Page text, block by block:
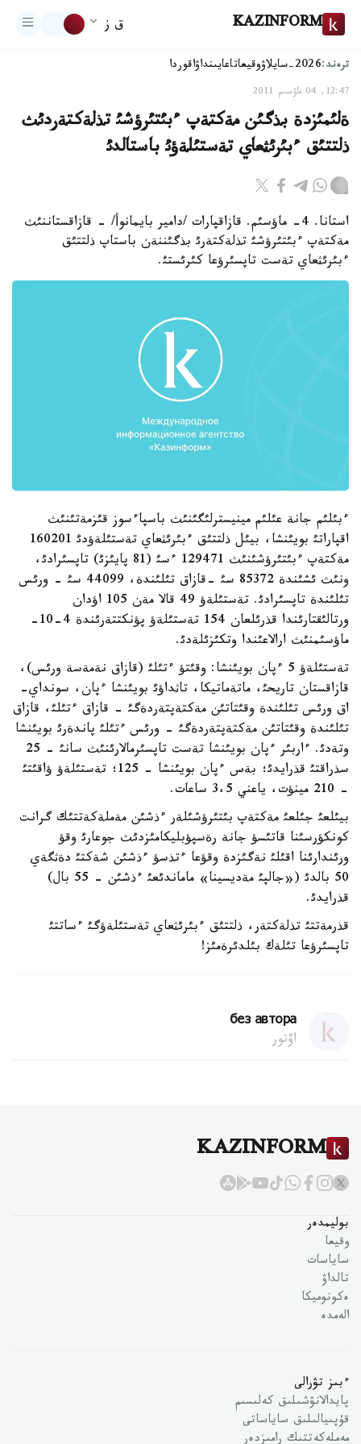
KAZINFORM ق ز
ترەند:2026-سايلاۋ وقيعاتاعايىنداۋاقوردا
12:47, 04 ماۋسىم 2011
ةلئمئزدة بذگئن مةكتةپ ءبئتئرؤشئ تذلةكتةردئث
ذلتتئق ءبئرئثعاي تةستئلةؤئ باستالدئ
استانا. 4- ماؤسئم. قازاقپارات /دامير بايمانوأ/ - قازاقستاننئث
مةكتةپ ءبئتئرؤشئ تذلةكتةرئ بذگئننةن باستاپ ذلتتئق
ءبئرئثعاي تةست تاپسئرؤعا كئرئستئ.
ءبئلئم جانة عئلئم مينيسترلئگئنئث باسپاءسوز قئزمةتئنئث
اقپاراتئ بويئنشا، بيئل ذلتتئق ءبئرئثعاي تةستئلةؤدئ 160201
مةكتةپ ءبئتئرؤشئنئث 129471 ءسئ (81 پايئزئ) تاپسئرادئ،
ونئث ئشئندة 85372 سئ -قازاق تئلئندة، 44099 سئ - ورئس
تئلئندة تاپسئرادئ. تةستئلةؤ 49 قالا مةن 105 اؤدان
ورتالئقتارئندا قذرئلعان 154 تةستئلةؤ پؤنكتتةرئندة 4-10-
ماؤسئمنئث ارالاعئندا وتكئزئلةدئ.
تةستئلةؤ 5 ءپان بويئنشا: وقئتؤ ءتئلئ (قازاق نةمةسة ورئس)،
قازاقستان تاريحئ، ماتةماتيكا، تاثداؤئ بويئنشا ءپان، سونداي-
اق ورئس تئلئندة وقئتاتئن مةكتةپتةردةگئ - قازاق ءتئلئ، قازاق
تئلئندة وقئتاتئن مةكتةپتةردةگئ - ورئس ءتئلئ پاندةرئ بويئنشا
وتةدئ. ءاربئر ءپان بويئنشا تةست تاپسئرمالارئنئث سانئ - 25
سذراقتئ قذرايدئ؛ بةس ءپان بويئنشا - 125؛ تةستئلةؤ ؤاقئتئ
- 210 مينؤت، ياعني 3،5 ساعات.
بيئلعئ جئلعئ مةكتةپ بئتئرؤشئلةر ءذشئن مةملةكةتتئك گرانت
كونكؤرسئنا قاتئسؤ جانة رةسپؤبليكامئزدئث جوعارئ وقؤ
ورئندارئنا اقئلئ نةگئزدة وقؤعا ءتذسؤ ءذشئن شةكتئ دةثگةي
50 بالدئ («جالپئ مةديسينا» ماماندئعئ ءذشئن - 55 بال)
قذرايدئ.
قذرمةتتئ تذلةكتةر، ذلتتئق ءبئرئثعاي تةستئلةؤگئ ءساتتئ
تاپسئرؤعا تئلةك بئلدئرةمئز!
без автора
اۆتور
KAZINFORM
بوليمدەر
وقيعا
ساياسات
تالداۋ
ەكونوميكا
الەمدە
ءبىز تۋرالى
پايدالانۋشىلىق كەلىسىم
قۇپىيالىلىق ساياساتى
مەملەكەتتىك رامىزدەر